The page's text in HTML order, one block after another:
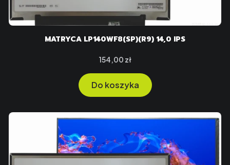
MATRYCA LP140WF8(SP)(R9) 14,0 IPS
Cena
154,00 zł
Do koszyka